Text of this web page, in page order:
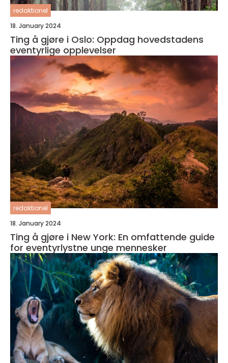
redaktionel
18. January 2024
Ting å gjøre i Oslo: Oppdag hovedstadens
eventyrlige opplevelser
redaktionel
18. January 2024
Ting å gjøre i New York: En omfattende guide
for eventyrlystne unge mennesker